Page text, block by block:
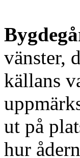
vänster,
källans
ut på
hur